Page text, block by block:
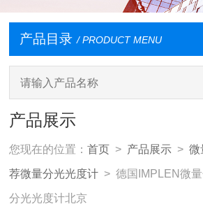
产品目录 / PRODUCT MENU
产品展示
您现在的位置：首页 > 产品展示 >微
荐微量分光光度计 > 德国IMPLEN微
分光光度计北京